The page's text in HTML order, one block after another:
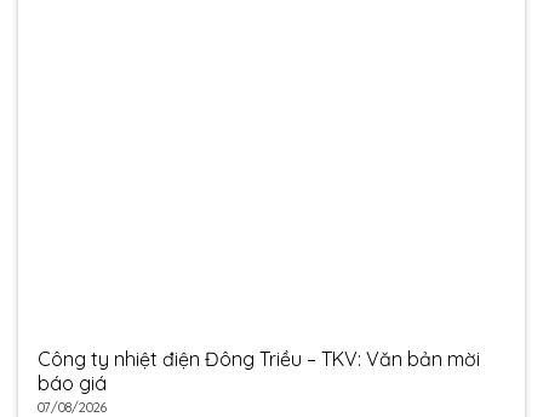
Công ty nhiệt điện Đông Triều – TKV: Văn bản mời
báo giá
07/08/2026